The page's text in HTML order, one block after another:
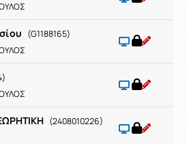
(G1188165)
(2408010226)